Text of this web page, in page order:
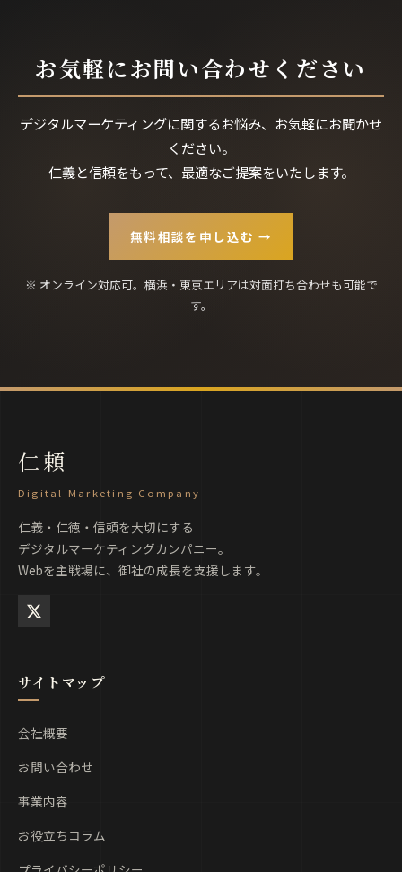
お気軽にお問い合わせください
デジタルマーケティングに関するお悩み、お気軽にお聞かせ
ください。
仁義と信頼をもって、最適なご提案をいたします。
無料相談を申し込む →
※ オンライン対応可。横浜・東京エリアは対面打ち合わせも可能で
す。
仁頼
Digital Marketing Company
仁義・仁徳・信頼を大切にする
デジタルマーケティングカンパニー。
Webを主戦場に、御社の成長を支援します。
サイトマップ
会社概要
お問い合わせ
事業内容
お役立ちコラム